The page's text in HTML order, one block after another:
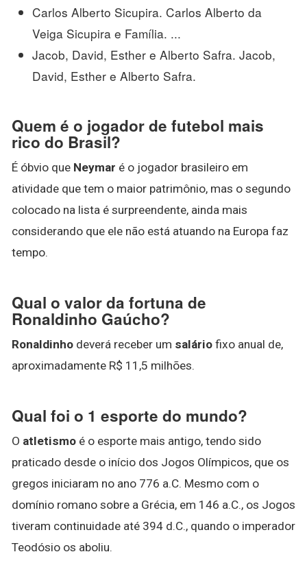
Carlos Alberto Sicupira. Carlos Alberto da
Veiga Sicupira e Família. ...
Jacob, David, Esther e Alberto Safra. Jacob,
David, Esther e Alberto Safra.
Quem é o jogador de futebol mais
rico do Brasil?
É óbvio que Neymar é o jogador brasileiro em
atividade que tem o maior patrimônio, mas o segundo
colocado na lista é surpreendente, ainda mais
considerando que ele não está atuando na Europa faz
tempo.
Qual o valor da fortuna de
Ronaldinho Gaúcho?
Ronaldinho deverá receber um salário fixo anual de,
aproximadamente R$ 11,5 milhões.
Qual foi o 1 esporte do mundo?
O atletismo é o esporte mais antigo, tendo sido
praticado desde o início dos Jogos Olímpicos, que os
gregos iniciaram no ano 776 a.C. Mesmo com o
domínio romano sobre a Grécia, em 146 a.C., os Jogos
tiveram continuidade até 394 d.C., quando o imperador
Teodósio os aboliu.